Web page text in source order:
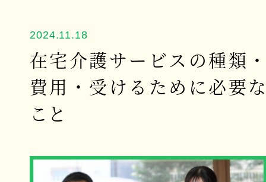
2024.11.18
在宅介護サービスの種類
費用・受けるために必要
こと